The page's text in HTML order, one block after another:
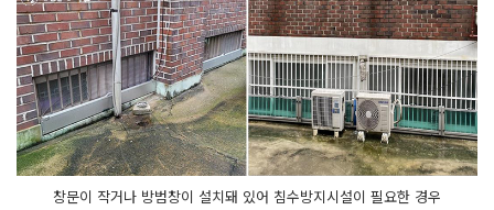
창문이 작거나 방범창이 설치돼 있어 침수방지시설이 필요한 경우